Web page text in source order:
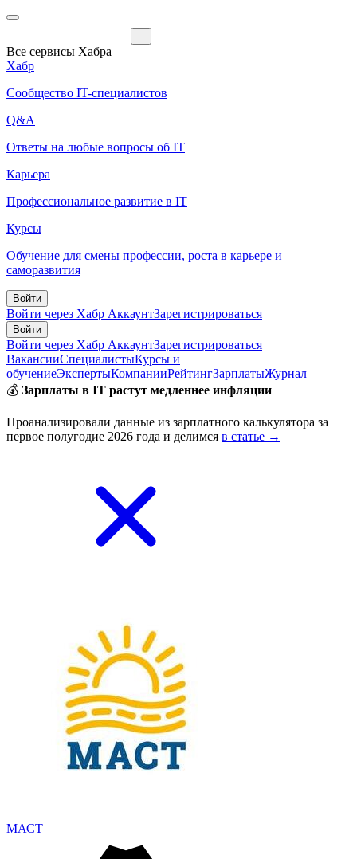
Все сервисы Хабра
Хабр
Сообщество IT-специалистов
Q&A
Ответы на любые вопросы об IT
Карьера
Профессиональное развитие в IT
Курсы
Обучение для смены профессии, роста в карьере и
саморазвития
Войти
Войти через Хабр АккаунтЗарегистрироваться
Войти
Войти через Хабр АккаунтЗарегистрироваться
ВакансииСпециалистыКурсы и
обучениеЭкспертыКомпанииРейтингЗарплатыЖурнал
💰 Зарплаты в IT растут медленнее инфляции
Проанализировали данные из зарплатного калькулятора за
первое полугодие 2026 года и делимся в статье →
МАСТ